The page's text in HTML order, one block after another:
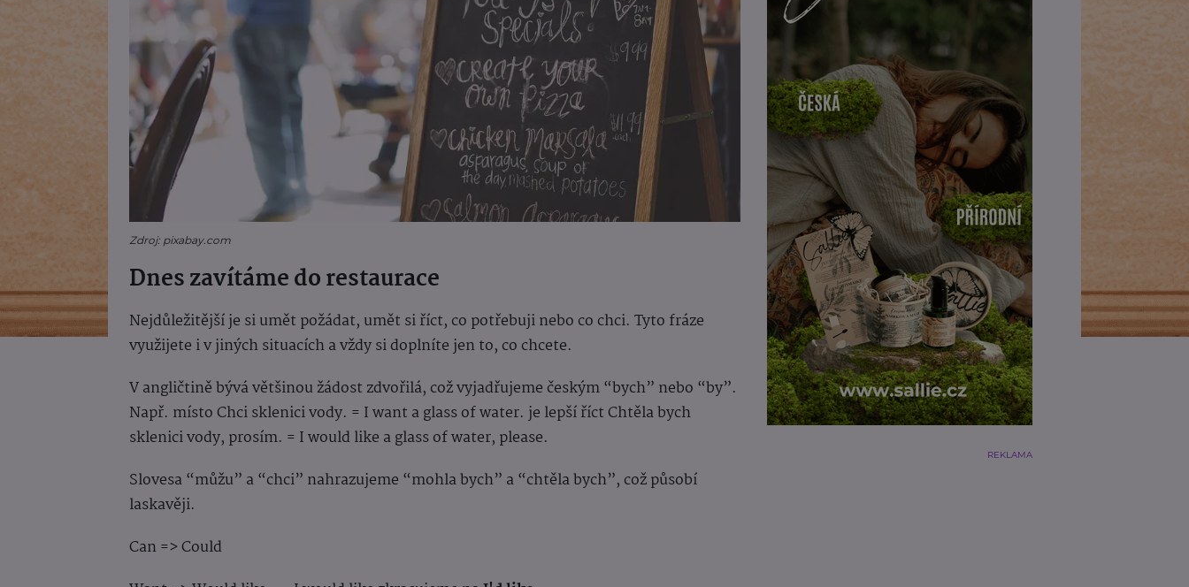
Zdroj: pixabay.com
Dnes zavítáme do restaurace
Nejdůležitější je si umět požádat, umět si říct, co potřebuji nebo co chci. Tyto fráze
využijete i v jiných situacích a vždy si doplníte jen to, co chcete.
V angličtině bývá většinou žádost zdvořilá, což vyjadřujeme českým “bych” nebo “by”.
Např. místo Chci sklenici vody. = I want a glass of water. je lepší říct Chtěla bych
sklenici vody, prosím. = I would like a glass of water, please.
Slovesa “můžu” a “chci” nahrazujeme “mohla bych” a “chtěla bych”, což působí
laskavěji.
Can => Could
REKLAMA